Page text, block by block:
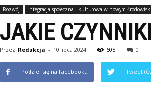
Rozwój Integracja społeczna i kulturowa w nowym
JAKIE
Przez Redakcja - 10 lipca 2024 605 0
Podziel się na Facebooku Tweet